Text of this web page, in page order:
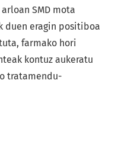
SMD mota
duen eragin positiboa
farmako hori
kontuz aukeratu
tratamendu-